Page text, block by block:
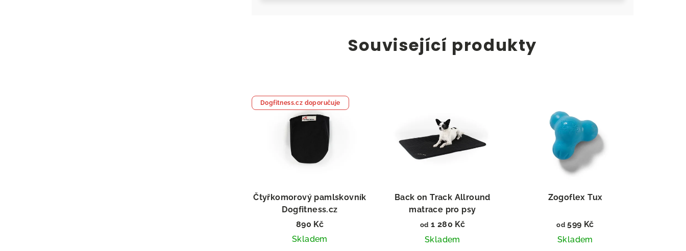
Související produkty
Dogfitness.cz doporučuje
Čtyřkomorový pamlskovník
Dogfitness.cz
890 Kč
Skladem
Back on Track Allround
matrace pro psy
od 1 280 Kč
Skladem
Zogoflex Tux
od599 Kč
Skladem